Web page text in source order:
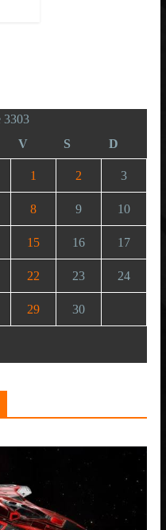
3303
V S D
1 2 3
8 9 10
15 16 17
22 23 24
29 30
Desarrollo